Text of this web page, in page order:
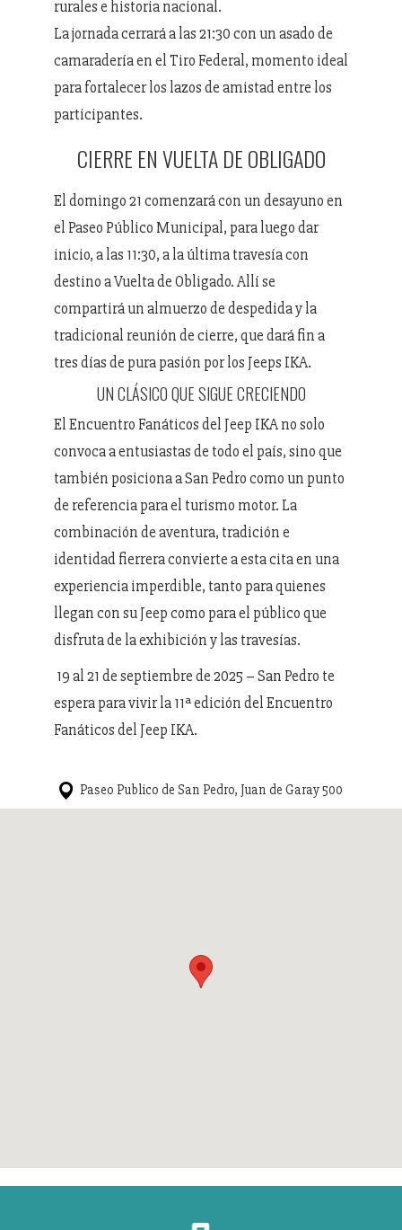
rurales e historia nacional.
La jornada cerrará a las 21:30 con un asado de
camaradería en el Tiro Federal, momento ideal
para fortalecer los lazos de amistad entre los
participantes.
CIERRE EN VUELTA DE OBLIGADO
El domingo 21 comenzará con un desayuno en
el Paseo Público Municipal, para luego dar
inicio, a las 11:30, a la última travesía con
destino a Vuelta de Obligado. Allí se
compartirá un almuerzo de despedida y la
tradicional reunión de cierre, que dará fin a
tres días de pura pasión por los Jeeps IKA.
UN CLÁSICO QUE SIGUE CRECIENDO
El Encuentro Fanáticos del Jeep IKA no solo
convoca a entusiastas de todo el país, sino que
también posiciona a San Pedro como un punto
de referencia para el turismo motor. La
combinación de aventura, tradición e
identidad fierrera convierte a esta cita en una
experiencia imperdible, tanto para quienes
llegan con su Jeep como para el público que
disfruta de la exhibición y las travesías.
19 al 21 de septiembre de 2025 – San Pedro te
espera para vivir la 11ª edición del Encuentro
Fanáticos del Jeep IKA.
Paseo Publico de San Pedro, Juan de Garay 500